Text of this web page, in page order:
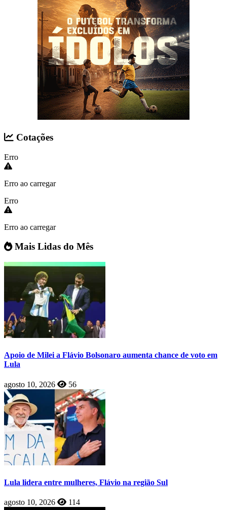
Cotações
Erro
Erro ao carregar
Erro
Erro ao carregar
Mais Lidas do Mês
Apoio de Milei a Flávio Bolsonaro aumenta chance de voto em
Lula
agosto 10, 2026 56
Lula lidera entre mulheres, Flávio na região Sul
agosto 10, 2026 114